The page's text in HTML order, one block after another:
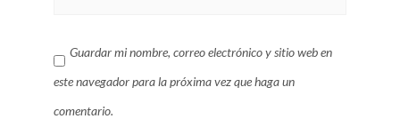
Guardar mi nombre, correo electrónico y sitio web en
este navegador para la próxima vez que haga un
comentario.